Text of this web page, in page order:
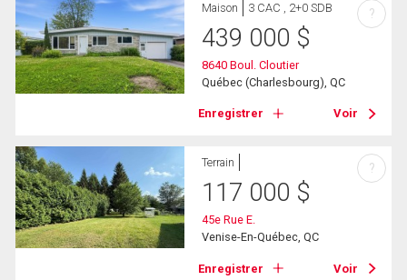
Maison 3 CAC , 2+0 SDB
439 000 $
8640 Boul. Cloutier
Québec (Charlesbourg), QC
Enregistrer Voir
?
Terrain
117 000 $
45e Rue E.
Venise-En-Québec, QC
Enregistrer Voir
?